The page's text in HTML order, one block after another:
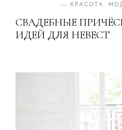
— КРАСОТА .
СВАДЕБНЫЕ
ИДЕЙ ДЛЯ НЕВЕСТ